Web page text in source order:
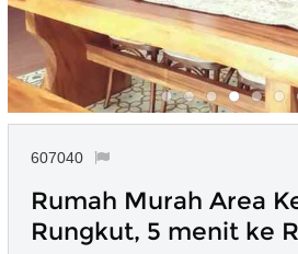
607040
Rumah Murah Area
Rungkut, 5 menit ke